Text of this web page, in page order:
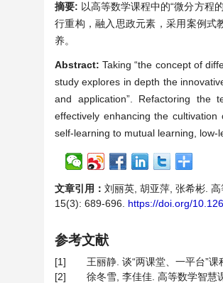
摘要: 以高等数学课程中的“微分方程
行重构，融入思政元素，采用案例式
养。
Abstract:Taking “the concept of
study explores in depth the
and application”. Refactoring the
effectively enhancing the
self-learning to mutual learning, low-
文章引用： 刘丽英, 胡亚萍, 张希彬.
15(3): 689-696. https://doi.org/
参考文献
[1]
王丽静. 谈“两课堂、一平台”
[2]
徐冬雪, 李佳佳. 高等数学智慧